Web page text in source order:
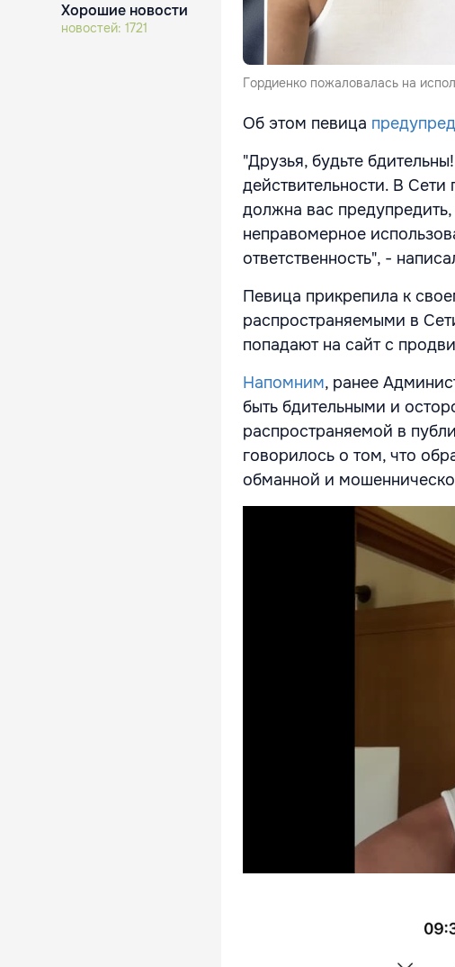
Хорошие новости
новостей: 1721
Гордиенко пожаловалась на
Об этом певица
"Друзья, будьте
действительности. В
должна вас
неправомерное
ответственность", -
Певица прикрепила к
распространяемыми в
попадают на сайт с
Напомним, ранее
быть бдительными и
распространяемой в
говорилось о том, что
обманной и